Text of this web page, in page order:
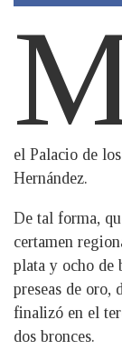
el Palacio de
Hernández.
De tal forma,
certamen
plata y ocho de
preseas de oro,
finalizó en el
dos bronces.